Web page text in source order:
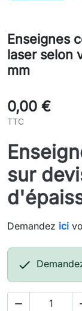
Enseignes
laser selon
mm
0,00 €
TTC
sur
Demandez ici

